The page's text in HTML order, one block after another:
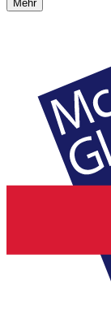
Mehr